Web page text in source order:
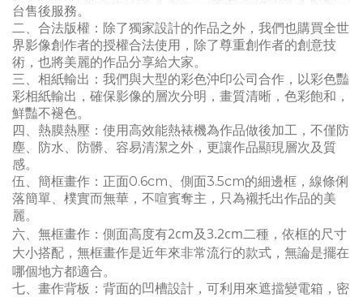
台售後服務。
二、合法版權：除了獨家設計的作品之外，我們也購買全世
界影像創作者的授權合法使用，除了尊重創作者的創意技
術，也將美麗的作品分享給大家。
三、相紙輸出：我們與大型的彩色沖印公司合作，以彩色豔
彩相紙輸出，確保影像的層次分明，畫質清晰， 色彩飽和，
鮮豔不褪色。
四、熱膜熱壓：使用高效能熱裱機為作品做後加工，不僅防
塵、防水、防髒、容易清潔之外，更讓作品顯現層次及質
感。
伍、簡框畫作：正面0.6cm、側面3.5cm的細邊框，線條俐
落簡單、樸實而無華，不喧賓奪主，只為襯托出作品的美
麗。
六、無框畫作： 側面高度有2cm及3.2cm二種，依框的尺寸
大小搭配，無框畫作是近年來非常流行的款式，無論是擺在
哪個地方都適合。
七、畫作背板：背面的凹槽設計，可利用來遮擋變電箱，密